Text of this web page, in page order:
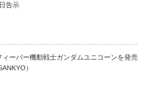
告示
ィーバー機動戦士ガンダムユニコーンを発売
）